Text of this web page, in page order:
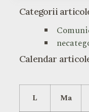
Categorii
Calendar
L
Ma